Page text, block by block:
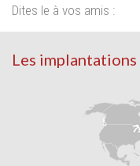
Dites le à vos amis :
Les implantations